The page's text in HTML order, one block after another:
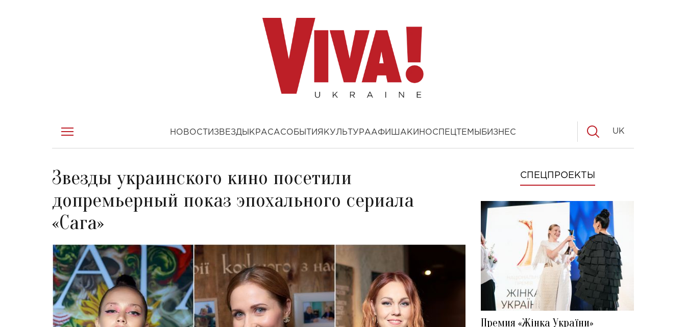
НОВОСТИ ЗВЕЗДЫ КРАСАСОБЫТИЯ КУЛЬТУРААФИША КИНОСПЕЦТЕМЫ БИЗНЕС UK
Звезды украинского кино посетили
допремьерный показ эпохального сериала
«Сага»
СПЕЦПРОЕКТЫ
Премия «Жінка України»